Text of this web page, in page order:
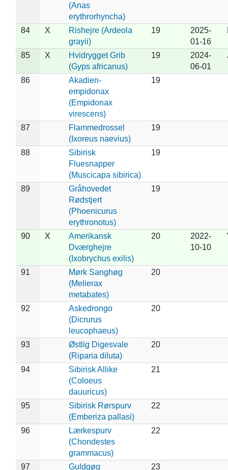
(Anas
erythrorhyncha)
84 X
Rishejre (Ardeola
grayii)
19
2025-
01-16
85 X
Hvidrygget Grib
(Gyps africanus)
19
2024-
06-01
86
Akadien-
empidonax
(Empidonax
virescens)
19
87
Flammedrossel
(Ixoreus naevius)
19
88
Sibirisk
Fluesnapper
(Muscicapa sibirica)
19
89
Gråhovedet
Rødstjert
(Phoenicurus
erythronotus)
19
90 X
Amerikansk
Dværghejre
(Ixobrychus exilis)
20
2022-
10-10
91
Mørk Sanghøg
(Melierax
metabates)
20
92
Askedrongo
(Dicrurus
leucophaeus)
20
93
Østlig Digesvale
(Riparia diluta)
20
94
Sibirisk Allike
(Coloeus
dauuricus)
21
95
Sibirisk Rørspurv
(Emberiza pallasi)
22
96
Lærkespurv
(Chondestes
grammacus)
22
97 Guldgøg 23